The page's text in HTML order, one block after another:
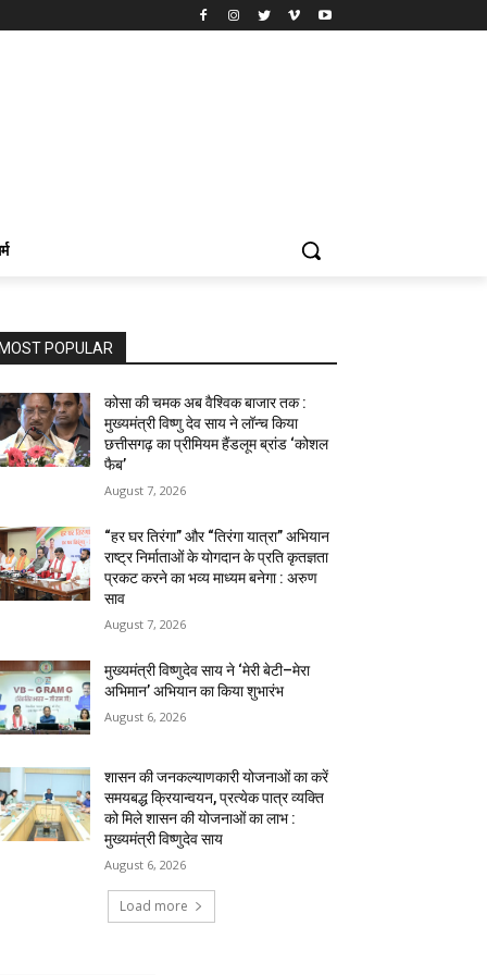
POPULAR
कोसा की चमक अब वैश्विक बाजार तक :
मुख्यमंत्री विष्णु देव साय ने लॉन्च किया
छत्तीसगढ़ का प्रीमियम हैंडलूम ब्रांड ‘कोशल
फैब’
August 7, 2026
“हर घर तिरंगा” और “तिरंगा यात्रा” अभियान
राष्ट्र निर्माताओं के योगदान के प्रति कृतज्ञता
प्रकट करने का भव्य माध्यम बनेगा : अरुण
साव
August 7, 2026
मुख्यमंत्री विष्णुदेव साय ने ‘मेरी बेटी–मेरा
अभिमान’ अभियान का किया शुभारंभ
August 6, 2026
शासन की जनकल्याणकारी योजनाओं का करें
समयबद्ध क्रियान्वयन, प्रत्येक पात्र व्यक्ति
को मिले शासन की योजनाओं का लाभ :
मुख्यमंत्री विष्णुदेव साय
August 6, 2026
Load more